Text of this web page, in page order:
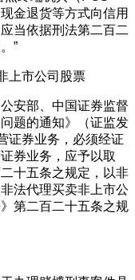
金退货等方式向信用
当依据刑法第二百二
”
上市公司股票
安部、中国证券监督
题的通知》（证监发
证券业务，必须经证
券业务，应予以取
十五条之规定，以非
法代理买卖非上市公
第二百二十五条之规